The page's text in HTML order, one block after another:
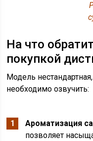
На что
покупкой
Модель
необходимо озвучить:
Ароматизация
позволяет